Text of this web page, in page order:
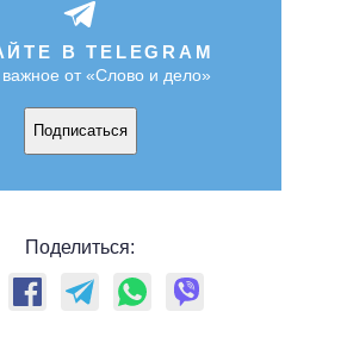
В TELEGRAM
от «Слово и дело»
Подписаться
Поделиться: